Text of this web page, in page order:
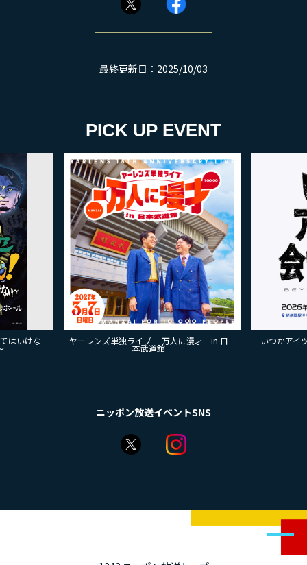
最終更新日：2025/10/03
PICK UP EVENT
はいけな ヤーレンズ単独ライブ 一万人に漫才 in 日
本武道館
いつかアイ
ニッポン放送イベントSNS